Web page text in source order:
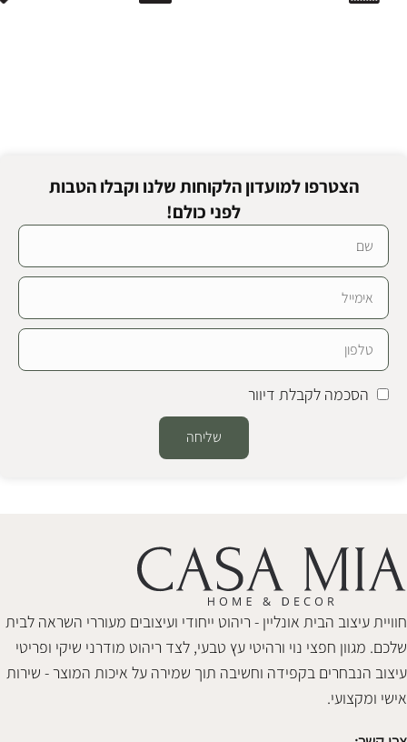
הצטרפו למועדון הלקוחות שלנו וקבלו הטבות
לפני כולם!
הסכמה לקבלת דיוור
שליחה
חוויית עיצוב הבית אונליין - ריהוט ייחודי ועיצובים מעוררי השראה לבית
שלכם. מגוון חפצי נוי ורהיטי עץ טבעי, לצד ריהוט מודרני שיקי ופריטי
עיצוב הנבחרים בקפידה וחשיבה תוך שמירה על איכות המוצר - שירות
אישי ומקצועי.